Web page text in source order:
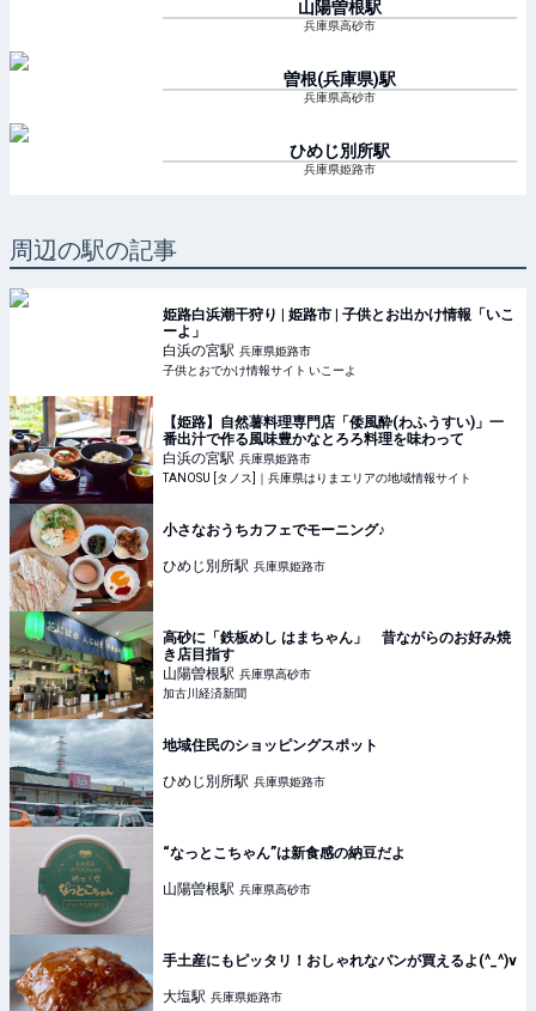
山陽曽根駅
兵庫県高砂市
曽根(兵庫県)駅
兵庫県高砂市
ひめじ別所駅
兵庫県姫路市
周辺の駅の記事
姫路白浜潮干狩り | 姫路市 | 子供とお出かけ情報「いこ
ーよ」
白浜の宮駅 兵庫県姫路市
子供とおでかけ情報サイト いこーよ
【姫路】自然薯料理専門店「倭風酔(わふうすい)」一
番出汁で作る風味豊かなとろろ料理を味わって
白浜の宮駅 兵庫県姫路市
TANOSU [タノス]｜兵庫県はりまエリアの地域情報サイト
小さなおうちカフェでモーニング♪
ひめじ別所駅 兵庫県姫路市
高砂に「鉄板めし はまちゃん」 昔ながらのお好み焼
き店目指す
山陽曽根駅 兵庫県高砂市
加古川経済新聞
地域住民のショッピングスポット
ひめじ別所駅 兵庫県姫路市
“なっとこちゃん”は新食感の納豆だよ
山陽曽根駅 兵庫県高砂市
手土産にもピッタリ！おしゃれなパンが買えるよ(^_^)v
大塩駅 兵庫県姫路市